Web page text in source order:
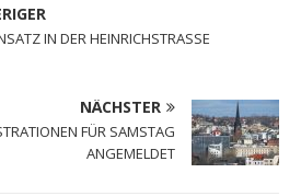
IN DER HEINRICHSTRASSE
NÄCHSTER
FÜR SAMSTAG
ANGEMELDET